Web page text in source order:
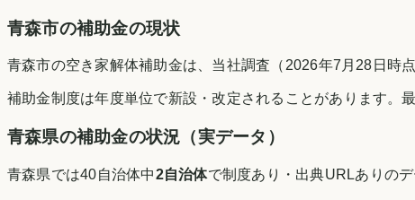
青森市の補助金の現状
青森市の空き家解体補助金は、当社調査（2026年7月28日時
補助金制度は年度単位で新設・改定されることがあります。
青森県の補助金の状況（実データ）
青森県では40自治体中2自治体で制度あり・出典URLありの